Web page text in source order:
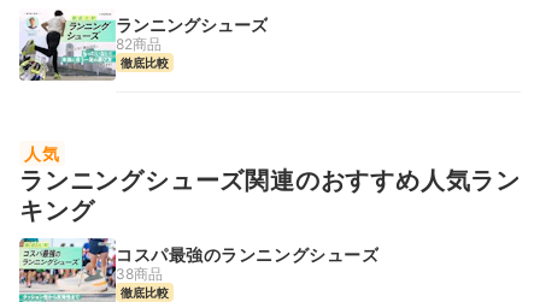
ランニングシューズ
82商品
徹底比較
人気
ランニングシューズ関連のおすすめ人気ラン
キング
コスパ最強のランニングシューズ
38商品
徹底比較